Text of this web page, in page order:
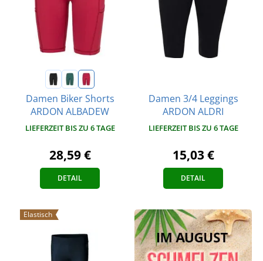
Damen Biker Shorts
ARDON ALBADEW
LIEFERZEIT BIS ZU 6 TAGE
28,59 €
DETAIL
Damen 3/4 Leggings
ARDON ALDRI
LIEFERZEIT BIS ZU 6 TAGE
15,03 €
DETAIL
Elastisch